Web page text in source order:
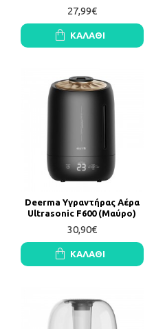
27,99€
ΚΑΛΆΘΙ
Deerma Υγραντήρας Αέρα
Ultrasonic F600 (Μαύρο)
30,90€
ΚΑΛΆΘΙ